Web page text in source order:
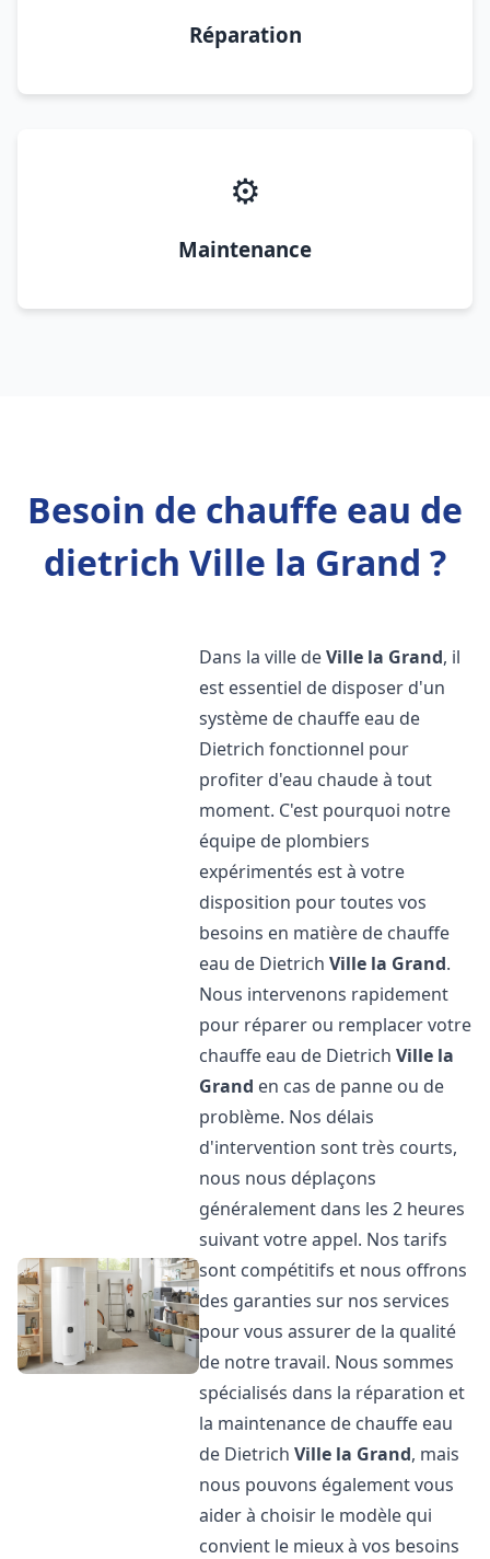
Réparation
⚙️
Maintenance
Besoin de chauffe eau de
dietrich Ville la Grand ?
Dans la ville deVille la Grand, il
est essentiel de disposer d'un
système de chauffe eau de
Dietrich fonctionnel pour
profiter d'eau chaude à tout
moment. C'est pourquoi notre
équipe de plombiers
expérimentés est à votre
disposition pour toutes vos
besoins en matière de chauffe
eau de DietrichVille la Grand.
Nous intervenons rapidement
pour réparer ou remplacer votre
chauffe eau de DietrichVille la
Grand en cas de panne ou de
problème. Nos délais
d'intervention sont très courts,
nous nous déplaçons
généralement dans les 2 heures
suivant votre appel. Nos tarifs
sont compétitifs et nous offrons
des garanties sur nos services
pour vous assurer de la qualité
de notre travail. Nous sommes
spécialisés dans la réparation et
la maintenance de chauffe eau
de DietrichVille la Grand, mais
nous pouvons également vous
aider à choisir le modèle qui
convient le mieux à vos besoins